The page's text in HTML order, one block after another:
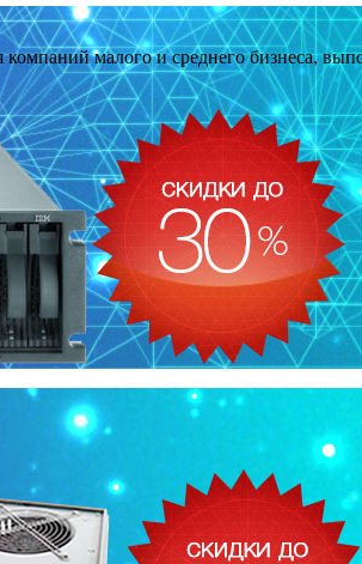
малого и среднего бизнеса,